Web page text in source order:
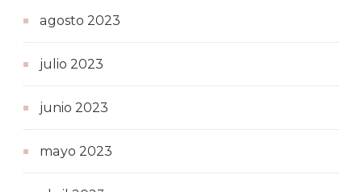
agosto 2023
julio 2023
junio 2023
mayo 2023